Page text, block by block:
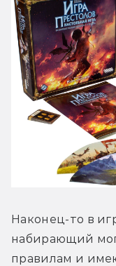
Наконец-то в
набирающий
правилам и